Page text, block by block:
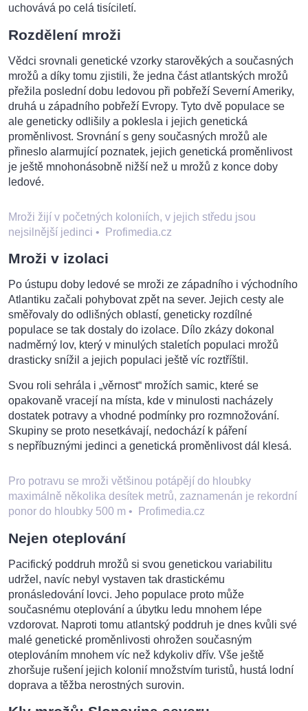
uchovává po celá tisíciletí.
Rozdělení mroži
Vědci srovnali genetické vzorky starověkých a současných
mrožů a díky tomu zjistili, že jedna část atlantských mrožů
přežila poslední dobu ledovou při pobřeží Severní Ameriky,
druhá u západního pobřeží Evropy. Tyto dvě populace se
ale geneticky odlišily a poklesla i jejich genetická
proměnlivost. Srovnání s geny současných mrožů ale
přineslo alarmující poznatek, jejich genetická proměnlivost
je ještě mnohonásobně nižší než u mrožů z konce doby
ledové.
Mroži žijí v početných koloniích, v jejich středu jsou
nejsilnější jedinci • Profimedia.cz
Mroži v izolaci
Po ústupu doby ledové se mroži ze západního i východního
Atlantiku začali pohybovat zpět na sever. Jejich cesty ale
směřovaly do odlišných oblastí, geneticky rozdílné
populace se tak dostaly do izolace. Dílo zkázy dokonal
nadměrný lov, který v minulých staletích populaci mrožů
drasticky snížil a jejich populaci ještě víc roztříštil.
Svou roli sehrála i „věrnost“ mrožích samic, které se
opakovaně vracejí na místa, kde v minulosti nacházely
dostatek potravy a vhodné podmínky pro rozmnožování.
Skupiny se proto nesetkávají, nedochází k páření
s nepříbuznými jedinci a genetická proměnlivost dál klesá.
Pro potravu se mroži většinou potápějí do hloubky
maximálně několika desítek metrů, zaznamenán je rekordní
ponor do hloubky 500 m • Profimedia.cz
Nejen oteplování
Pacifický poddruh mrožů si svou genetickou variabilitu
udržel, navíc nebyl vystaven tak drastickému
pronásledování lovci. Jeho populace proto může
současnému oteplování a úbytku ledu mnohem lépe
vzdorovat. Naproti tomu atlantský poddruh je dnes kvůli své
malé genetické proměnlivosti ohrožen současným
oteplováním mnohem víc než kdykoliv dřív. Vše ještě
zhoršuje rušení jejich kolonií množstvím turistů, hustá lodní
doprava a těžba nerostných surovin.